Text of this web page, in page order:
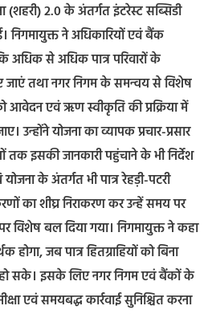
(शहरी) 2.0 के अंतर्गत इंटरेस्ट सब्सिडी
निगमायुक्त ने अधिकारियों एवं बैंक
अधिक से अधिक पात्र परिवारों के
तथा नगर निगम के समन्वय से विशेष
आवेदन एवं ऋण स्वीकृति की प्रक्रिया में
उन्होंने योजना का व्यापक प्रचार-प्रसार
तक इसकी जानकारी पहुंचाने के भी निर्देश
के अंतर्गत भी पात्र रेहड़ी-पटरी
का शीघ्र निराकरण कर उन्हें समय पर
विशेष बल दिया गया। निगमायुक्त ने कहा
होगा, जब पात्र हितग्राहियों को बिना
सके। इसके लिए नगर निगम एवं बैंकों के
एवं समयबद्ध कार्रवाई सुनिश्चित करना